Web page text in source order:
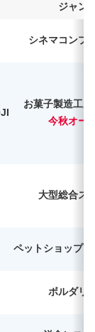
ジャン
シネマコンプ
お菓子製造工房
今秋オー
大型総合ス
ペットショップ
ボルダリ